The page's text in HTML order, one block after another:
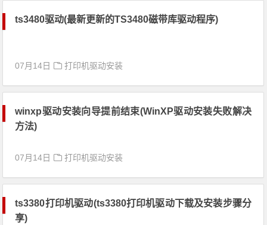
ts3480驱动(最新更新的TS3480磁带库驱动程序)
07月14日 打印机驱动安装
winxp驱动安装向导提前结束(WinXP驱动安装失败解决
方法)
07月14日 打印机驱动安装
ts3380打印机驱动(ts3380打印机驱动下载及安装步骤分
享)